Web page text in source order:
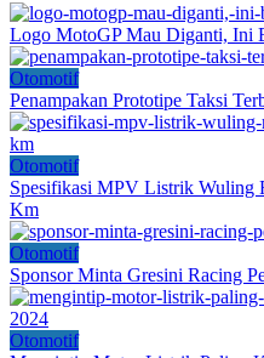
Logo MotoGP Mau Diganti, Ini
Otomotif
Penampakan Prototipe Taksi
Otomotif
Spesifikasi MPV Listrik Wuling
Km
Otomotif
Sponsor Minta Gresini Racing
Otomotif